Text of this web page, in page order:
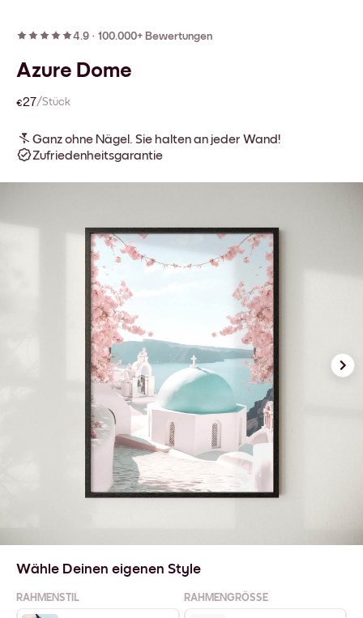
4.9 · 100.000+ Bewertungen
Azure Dome
€27/Stück
Ganz ohne Nägel. Sie halten an jeder Wand!
Zufriedenheitsgarantie
Wähle Deinen eigenen Style
RAHMENSTIL RAHMENGRÖSSE